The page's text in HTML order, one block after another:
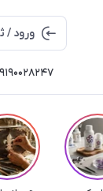
ورود /